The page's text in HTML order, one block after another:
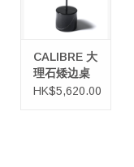
CALIBRE 大
理石矮边桌
HK$5,620.00